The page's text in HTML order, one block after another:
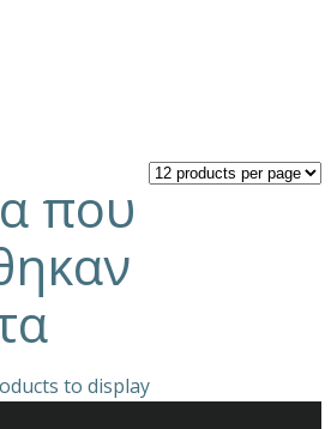
που
to display